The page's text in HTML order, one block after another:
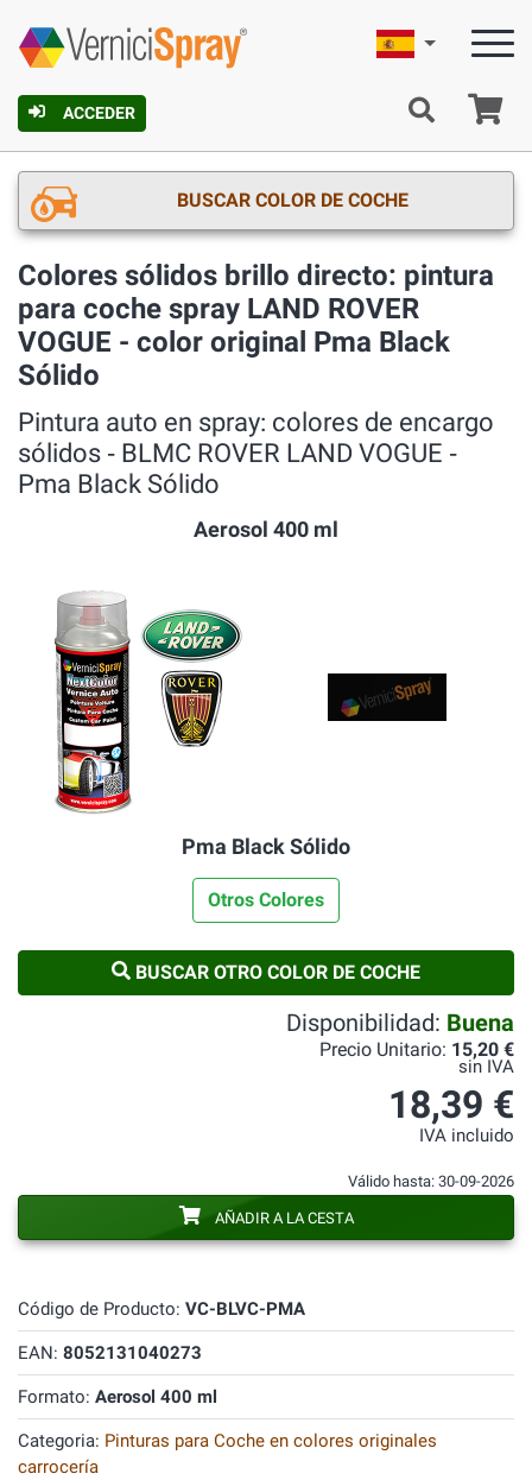
ACCEDER
Español
BUSCAR COLOR DE COCHE
Colores sólidos brillo directo: pintura
para coche spray LAND ROVER
VOGUE - color original Pma Black
Sólido
Pintura auto en spray: colores de encargo
sólidos ‐ BLMC ROVER LAND VOGUE ‐
Pma Black Sólido
Aerosol 400 ml
Pma Black Sólido
Otros Colores
BUSCAR OTRO COLOR DE COCHE
Código de Producto: VC-BLVC-PMA
EAN: 8052131040273
Formato: Aerosol 400 ml
Categoria: Pinturas para Coche en colores originales
carrocería
Disponibilidad: Buena
Precio Unitario: 15,20 €
sin IVA
18,39 €
IVA incluido
Válido hasta: 30-09-2026
AÑADIR A LA CESTA